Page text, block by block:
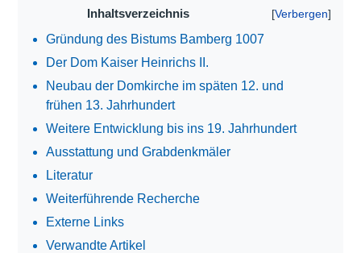
Inhaltsverzeichnis
Gründung des Bistums Bamberg 1007
Der Dom Kaiser Heinrichs II.
Neubau der Domkirche im späten 12. und
frühen 13. Jahrhundert
Weitere Entwicklung bis ins 19. Jahrhundert
Ausstattung und Grabdenkmäler
Literatur
Weiterführende Recherche
Externe Links
Verwandte Artikel